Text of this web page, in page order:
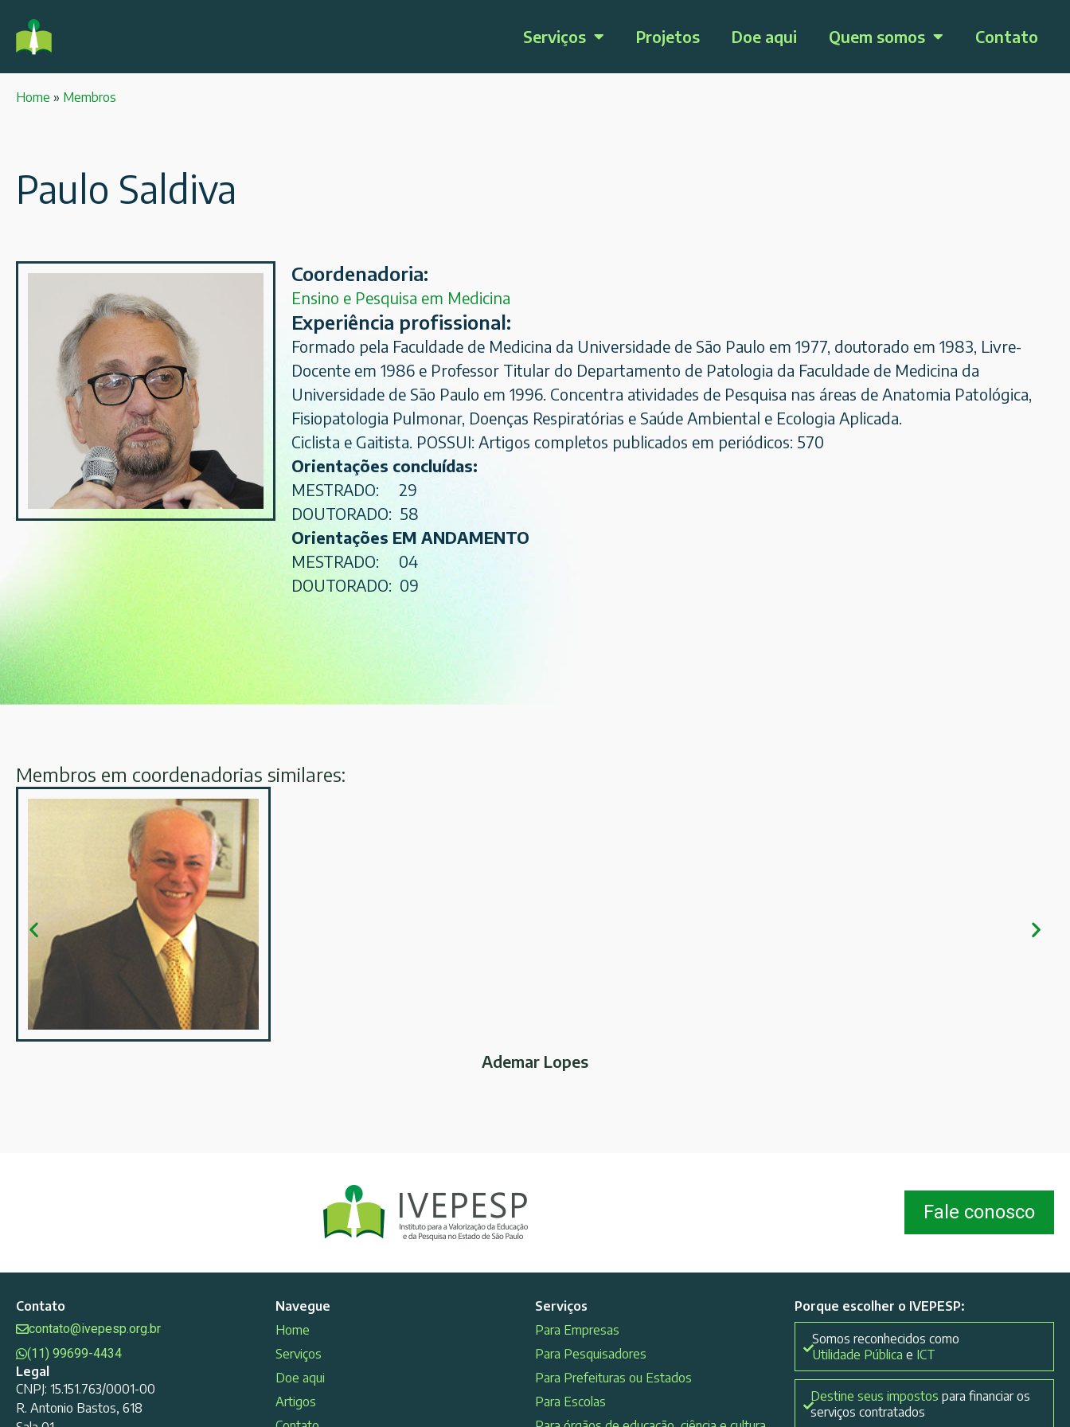
Serviços Projetos Doe aqui Quem somos Contato
Home » Membros
Paulo Saldiva
Coordenadoria:
Ensino e Pesquisa em Medicina
Experiência profissional:
Formado pela Faculdade de Medicina da Universidade de São Paulo em 1977, doutorado em 1983, Livre-
Docente em 1986 e Professor Titular do Departamento de Patologia da Faculdade de Medicina da
Universidade de São Paulo em 1996. Concentra atividades de Pesquisa nas áreas de Anatomia Patológica,
Fisiopatologia Pulmonar, Doenças Respiratórias e Saúde Ambiental e Ecologia Aplicada.
Ciclista e Gaitista. POSSUI: Artigos completos publicados em periódicos: 570
Orientações concluídas:
MESTRADO: 29
DOUTORADO: 58
Orientações EM ANDAMENTO
MESTRADO: 04
DOUTORADO: 09
Membros em coordenadorias similares:
Ademar Lopes
Fale conosco
Contato
contato@ivepesp.org.br
(11) 99699-4434
Legal
CNPJ: 15.151.763/0001-00
R. Antonio Bastos, 618
Navegue
Home
Serviços
Doe aqui
Artigos
Serviços
Para Empresas
Para Pesquisadores
Para Prefeituras ou Estados
Para Escolas
Porque escolher o IVEPESP:
Somos reconhecidos como
Utilidade Pública e ICT
Destine seus impostos para financiar os
serviços contratados